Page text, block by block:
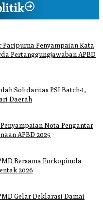
Paripurna Penyampaian Kata
Pertanggungjawaban APBD
Solidaritas PSI Batch-1,
Daerah
Nota Pengantar
APBD 2025
Bersama Forkopimda
2026
Gelar Deklarasi Damai